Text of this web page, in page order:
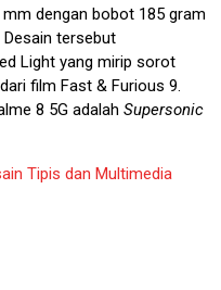
dengan bobot 185 gram
tersebut
Light yang mirip sorot
film Fast & Furious 9.
8 5G adalah Supersonic
Tipis dan Multimedia